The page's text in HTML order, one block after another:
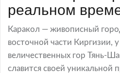
реальном
Каракол — живописный
восточной части Киргизии,
величественных гор Тянь-
славится своей уникальной